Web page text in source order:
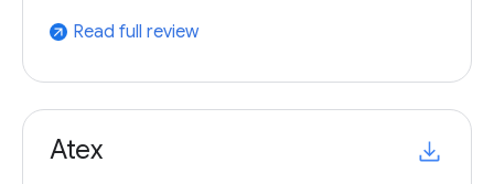
arrow_outward Read full review
Atex